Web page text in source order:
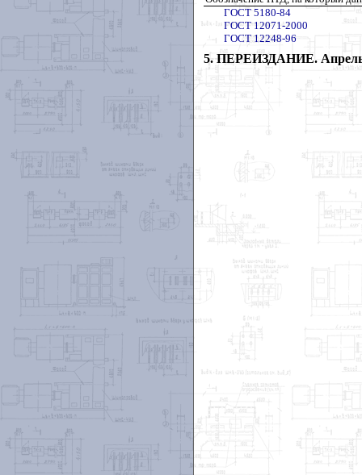
ГОСТ 5180-84
ГОСТ 12071-2000
ГОСТ 12248-96
5. ПЕРЕИЗДАНИЕ. Апрель